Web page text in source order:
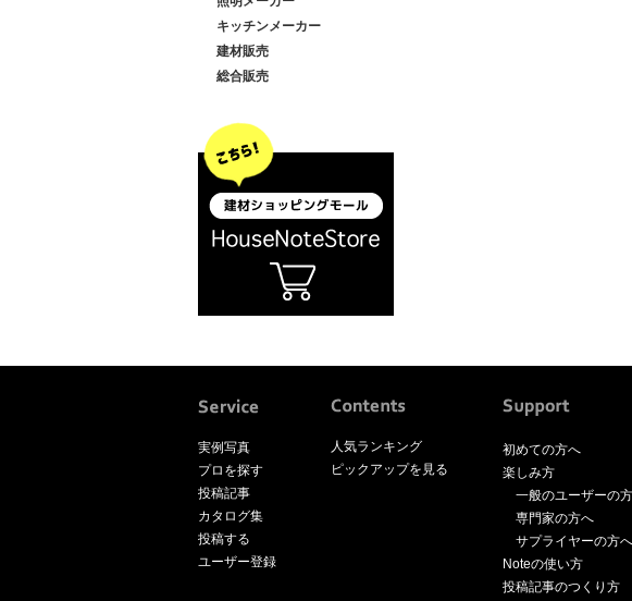
キッチンメーカー
建材販売
総合販売
実例写真
プロを探す
投稿記事
カタログ集
投稿する
ユーザー登録
人気ランキング
ピックアップを見る
初めての方へ
楽しみ方
一般のユーザーの
専門家の方へ
サプライヤーの方へ
Noteの使い方
投稿記事のつくり方